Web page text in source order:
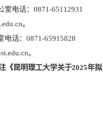
室电话：0871-65112931
。
电话：0871-65915828
。
《昆明理工大学关于2025年